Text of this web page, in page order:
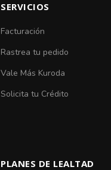
SERVICIOS
Facturación
Rastrea tu pedido
Vale Más Kuroda
Solicita tu Crédito
PLANES DE LEALTAD